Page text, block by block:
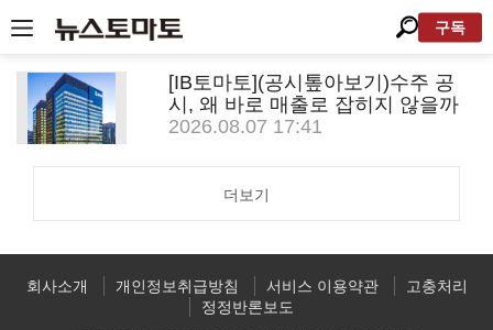
구독
[IB토마토](공시톺아보기)수주 공
시, 왜 바로 매출로 잡히지 않을까
2026.08.07 17:41
더보기
회사소개 개인정보취급방침 서비스 이용약관
고충처리
정정반론보도